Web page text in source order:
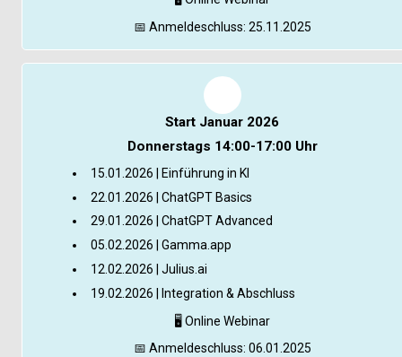
📅 Anmeldeschluss: 25.11.2025
Start Januar 2026
Donnerstags 14:00-17:00 Uhr
15.01.2026 | Einführung in KI
22.01.2026 | ChatGPT Basics
29.01.2026 | ChatGPT Advanced
05.02.2026 | Gamma.app
12.02.2026 | Julius.ai
19.02.2026 | Integration & Abschluss
🖥️ Online Webinar
📅 Anmeldeschluss: 06.01.2025